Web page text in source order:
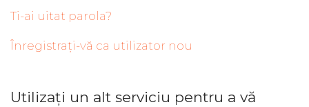
Ti-ai uitat parola?
Înregistrați-vă ca utilizator nou
Utilizați un alt serviciu pentru a vă